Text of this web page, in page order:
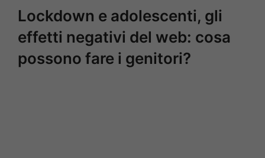
Lockdown e adolescenti, gli
effetti negativi del web: cosa
possono fare i genitori?